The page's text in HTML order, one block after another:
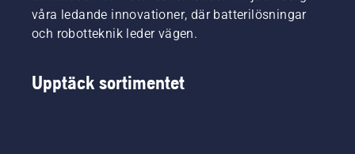
våra ledande innovationer, där batterilösningar
och robotteknik leder vägen.
Upptäck sortimentet